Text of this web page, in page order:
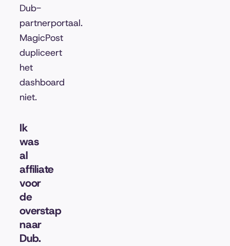
Dub-
partnerportaal.
MagicPost
dupliceert
het
dashboard
niet.
Ik
was
al
affiliate
voor
de
overstap
naar
Dub.